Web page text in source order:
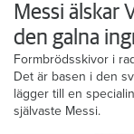
Messi älskar
den galna
Formbrödsskivor i
Det är basen i den
lägger till en
självaste Messi.